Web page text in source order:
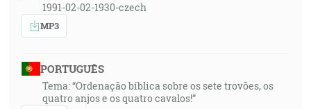
1991-02-02-1930-czech
MP3
PORTUGUÊS
Tema: “Ordenação bíblica sobre os sete trovões, os
quatro anjos e os quatro cavalos!”